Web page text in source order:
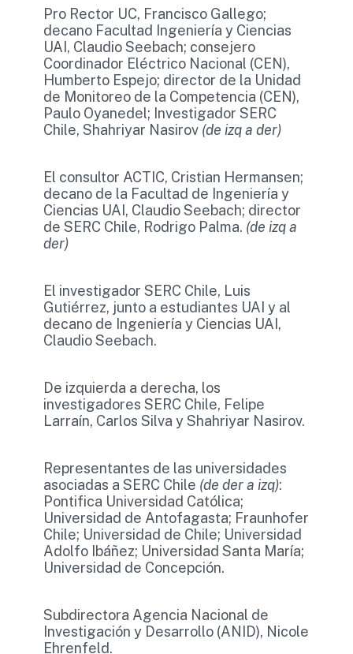
Pro Rector UC, Francisco Gallego;
decano Facultad Ingeniería y Ciencias
UAI, Claudio Seebach; consejero
Coordinador Eléctrico Nacional (CEN),
Humberto Espejo; director de la Unidad
de Monitoreo de la Competencia (CEN),
Paulo Oyanedel; Investigador SERC
Chile, Shahriyar Nasirov (de izq a der)
El consultor ACTIC, Cristian Hermansen;
decano de la Facultad de Ingeniería y
Ciencias UAI, Claudio Seebach; director
de SERC Chile, Rodrigo Palma. (de izq a
der)
El investigador SERC Chile, Luis
Gutiérrez, junto a estudiantes UAI y al
decano de Ingeniería y Ciencias UAI,
Claudio Seebach.
De izquierda a derecha, los
investigadores SERC Chile, Felipe
Larraín, Carlos Silva y Shahriyar Nasirov.
Representantes de las universidades
asociadas a SERC Chile (de der a izq):
Pontifica Universidad Católica;
Universidad de Antofagasta; Fraunhofer
Chile; Universidad de Chile; Universidad
Adolfo Ibáñez; Universidad Santa María;
Universidad de Concepción.
Subdirectora Agencia Nacional de
Investigación y Desarrollo (ANID), Nicole
Ehrenfeld.